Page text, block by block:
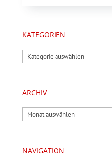
KATEGORIEN
Kategorien
ARCHIV
Archiv
NAVIGATION